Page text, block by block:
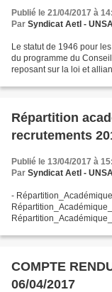
Publié le 21/04/2017 à
Par Syndicat AetI -
Le statut de 1946 pour
du programme du
reposant sur la loi et
Répartition
recrutements
Publié le 13/04/2017 à
Par Syndicat AetI -
-
communication
COMPTE
06/04/2017